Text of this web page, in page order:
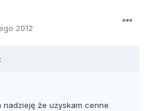
2012
nadzieję że uzyskam cenne